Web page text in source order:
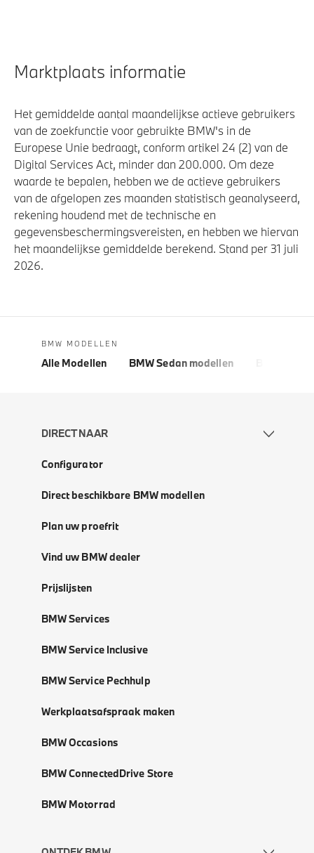
Marktplaats informatie
Het gemiddelde aantal maandelijkse actieve gebruikers
van de zoekfunctie voor gebruikte BMW's in de
Europese Unie bedraagt, conform artikel 24 (2) van de
Digital Services Act, minder dan 200.000. Om deze
waarde te bepalen, hebben we de actieve gebruikers
van de afgelopen zes maanden statistisch geanalyseerd,
rekening houdend met de technische en
gegevensbeschermingsvereisten, en hebben we hiervan
het maandelijkse gemiddelde berekend. Stand per 31 juli
2026.
BMW MODELLEN
Alle Modellen BMW Sedan modellen
DIRECT NAAR
Configurator
Direct beschikbare BMW modellen
Plan uw proefrit
Vind uw BMW dealer
Prijslijsten
BMW Services
BMW Service Inclusive
BMW Service Pechhulp
Werkplaatsafspraak maken
BMW Occasions
BMW ConnectedDrive Store
BMW Motorrad